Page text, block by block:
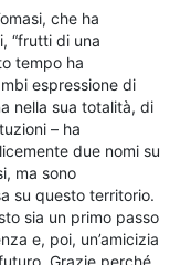
che ha
“frutti di una
tempo ha
espressione di
nella sua totalità, di
– ha
due nomi su
ma sono
su questo territorio.
sia un primo passo
e, poi, un’amicizia